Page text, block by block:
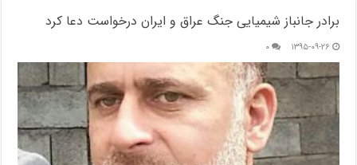
برادر جانباز شیمیایی جنگ عراق و ایران درخواست دعا کرد
۱۳۹۵-۰۹-۲۶ ۰